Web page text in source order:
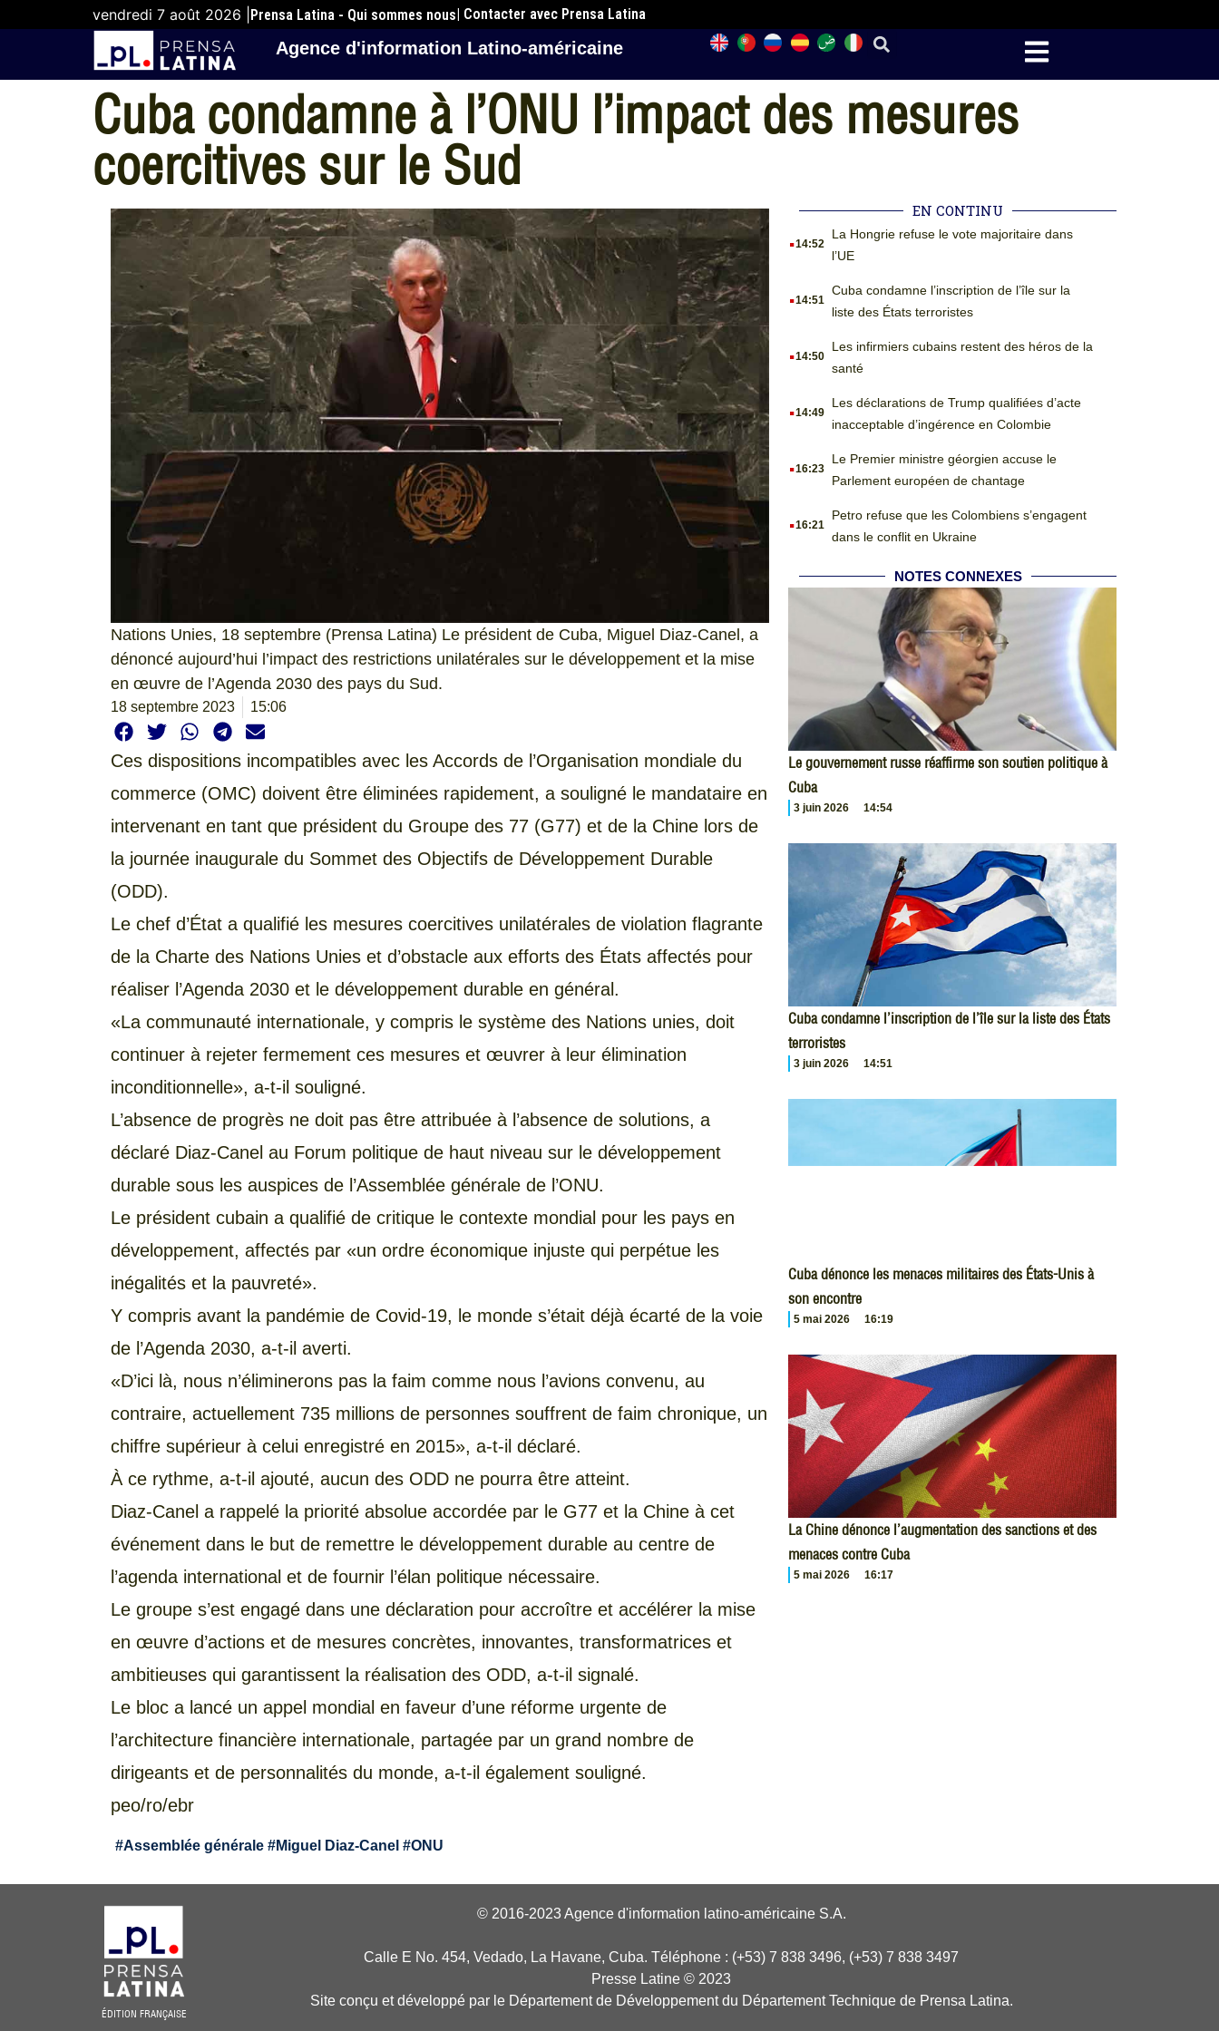
vendredi 7 août 2026 | Prensa Latina - Qui sommes nous| Contacter avec Prensa Latina
Agence d'information Latino-américaine
Cuba condamne à l’ONU l’impact des mesures
coercitives sur le Sud
Nations Unies, 18 septembre (Prensa Latina) Le président de Cuba, Miguel Diaz-Canel, a
dénoncé aujourd’hui l’impact des restrictions unilatérales sur le développement et la mise
en œuvre de l’Agenda 2030 des pays du Sud.
18 septembre 2023 15:06
Ces dispositions incompatibles avec les Accords de l’Organisation mondiale du
commerce (OMC) doivent être éliminées rapidement, a souligné le mandataire en
intervenant en tant que président du Groupe des 77 (G77) et de la Chine lors de
la journée inaugurale du Sommet des Objectifs de Développement Durable
(ODD).
Le chef d’État a qualifié les mesures coercitives unilatérales de violation flagrante
de la Charte des Nations Unies et d’obstacle aux efforts des États affectés pour
réaliser l’Agenda 2030 et le développement durable en général.
«La communauté internationale, y compris le système des Nations unies, doit
continuer à rejeter fermement ces mesures et œuvrer à leur élimination
inconditionnelle», a-t-il souligné.
L’absence de progrès ne doit pas être attribuée à l’absence de solutions, a
déclaré Diaz-Canel au Forum politique de haut niveau sur le développement
durable sous les auspices de l’Assemblée générale de l’ONU.
Le président cubain a qualifié de critique le contexte mondial pour les pays en
développement, affectés par «un ordre économique injuste qui perpétue les
inégalités et la pauvreté».
Y compris avant la pandémie de Covid-19, le monde s’était déjà écarté de la voie
de l’Agenda 2030, a-t-il averti.
«D’ici là, nous n’éliminerons pas la faim comme nous l’avions convenu, au
contraire, actuellement 735 millions de personnes souffrent de faim chronique, un
chiffre supérieur à celui enregistré en 2015», a-t-il déclaré.
À ce rythme, a-t-il ajouté, aucun des ODD ne pourra être atteint.
Diaz-Canel a rappelé la priorité absolue accordée par le G77 et la Chine à cet
événement dans le but de remettre le développement durable au centre de
l’agenda international et de fournir l’élan politique nécessaire.
Le groupe s’est engagé dans une déclaration pour accroître et accélérer la mise
en œuvre d’actions et de mesures concrètes, innovantes, transformatrices et
ambitieuses qui garantissent la réalisation des ODD, a-t-il signalé.
Le bloc a lancé un appel mondial en faveur d’une réforme urgente de
l’architecture financière internationale, partagée par un grand nombre de
dirigeants et de personnalités du monde, a-t-il également souligné.
peo/ro/ebr
#Assemblée générale #Miguel Diaz-Canel #ONU
EN CONTINU
.14:52
La Hongrie refuse le vote majoritaire dans
l’UE
.14:51
Cuba condamne l’inscription de l’île sur la
liste des États terroristes
.14:50
Les infirmiers cubains restent des héros de la
santé
.14:49
Les déclarations de Trump qualifiées d’acte
inacceptable d’ingérence en Colombie
.16:23
Le Premier ministre géorgien accuse le
Parlement européen de chantage
.16:21
Petro refuse que les Colombiens s’engagent
dans le conflit en Ukraine
NOTES CONNEXES
Le gouvernement russe réaffirme son soutien politique à
Cuba
3 juin 2026 14:54
Cuba condamne l’inscription de l’île sur la liste des États
terroristes
3 juin 2026 14:51
Cuba dénonce les menaces militaires des États-Unis à
son encontre
5 mai 2026 16:19
La Chine dénonce l’augmentation des sanctions et des
menaces contre Cuba
5 mai 2026 16:17
ÉDITION FRANÇAISE
© 2016-2023 Agence d'information latino-américaine S.A.
Calle E No. 454, Vedado, La Havane, Cuba. Téléphone : (+53) 7 838 3496, (+53) 7 838 3497
Presse Latine © 2023
Site conçu et développé par le Département de Développement du Département Technique de Prensa Latina.